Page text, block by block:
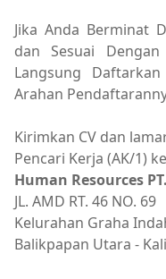
Jika Anda Berminat
dan Sesuai
Langsung
Arahan
Kirimkan CV dan
Pencari Kerja (AK/1)
Human Resources
JL. AMD RT. 46 NO. 69
Kelurahan Graha
Balikpapan Utara -